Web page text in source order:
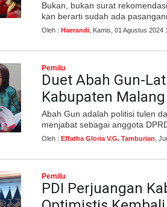
Bukan, bukan surat
kan berarti sudah ada
Oleh : Haerandi , Kamis, 01 Agustus 2024
Pemilu
Duet Abah Gun-
Kabupaten
Abah Gun adalah politisi tulen
menjabat sebagai anggota
Oleh : Effatha Gloria V.G. Tamburian ,
Pemilu
PDI Perjuangan